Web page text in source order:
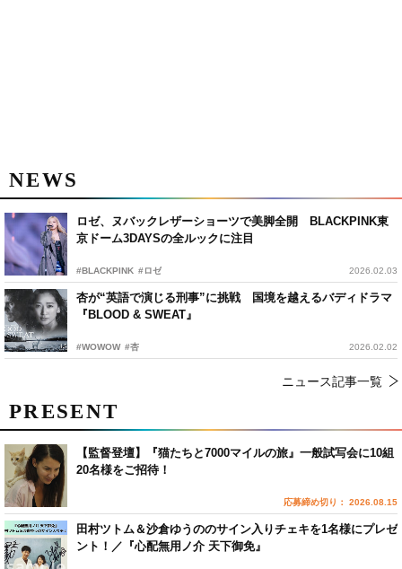
NEWS
ロゼ、ヌバックレザーショーツで美脚全開 BLACKPINK東
京ドーム3DAYSの全ルックに注目
#BLACKPINK #ロゼ 2026.02.03
杏が“英語で演じる刑事”に挑戦 国境を越えるバディドラマ
『BLOOD & SWEAT』
#WOWOW #杏 2026.02.02
ニュース記事一覧
PRESENT
【監督登壇】『猫たちと7000マイルの旅』一般試写会に10組
20名様をご招待！
応募締め切り： 2026.08.15
田村ツトム＆沙倉ゆうののサイン入りチェキを1名様にプレゼ
ント！／『心配無用ノ介 天下御免』